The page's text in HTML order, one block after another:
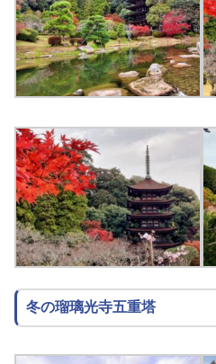
冬の瑠璃光寺五重塔